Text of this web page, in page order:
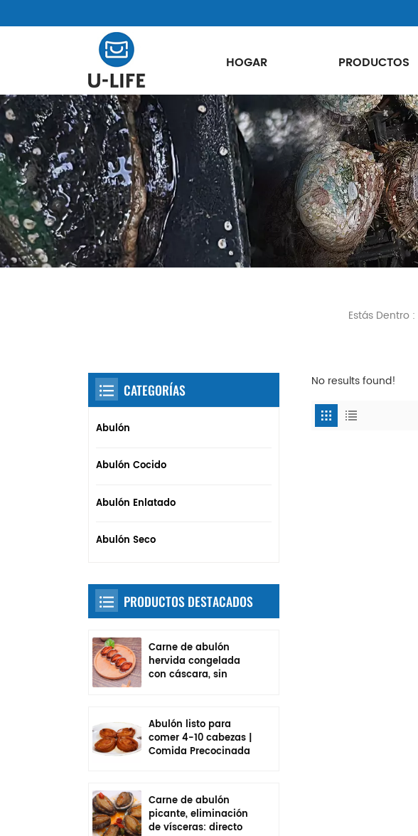
HOGAR PRODUCTOS
Estás Dentro :
No results found!
CATEGORÍAS
Abulón
Abulón Cocido
Abulón Enlatado
Abulón Seco
PRODUCTOS DESTACADOS
Carne de abulón
hervida congelada
con cáscara, sin
Abulón listo para
comer 4-10 cabezas |
Comida Precocinada
Carne de abulón
picante, eliminación
de vísceras: directo